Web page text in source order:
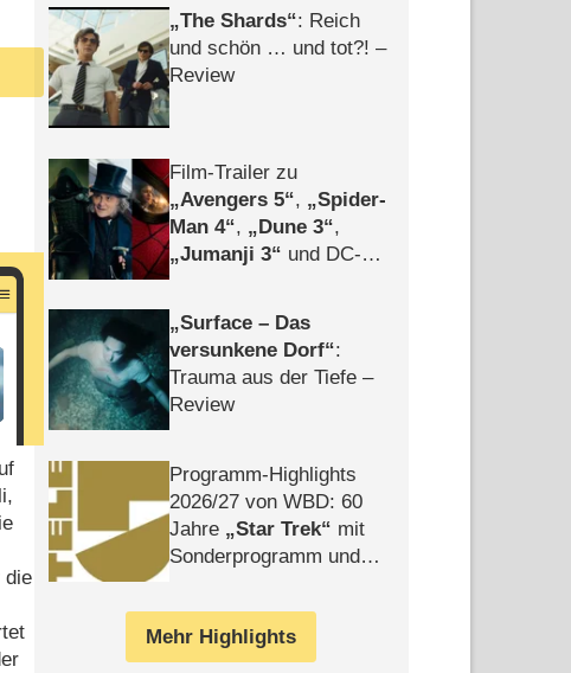
die
The Shards : Reich
und schön … und tot?! –
Review
Film-Trailer zu
Avengers 5 ,
Spider-
Man 4 , Dune 3 ,
Jumanji 3
und DC-
Surface – Das
versunkene Dorf :
Trauma aus der Tiefe –
Review
Programm-Highlights
2026/​27 von WBD: 60
Jahre
Star Trek
mit
Sonderprogramm und
Mehr Highlights